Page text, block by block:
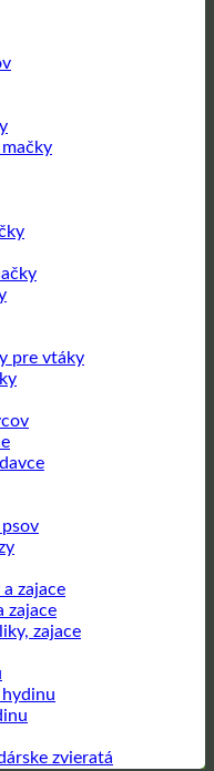
pre vtáky
zajace
zajace
zajace
zvieratá